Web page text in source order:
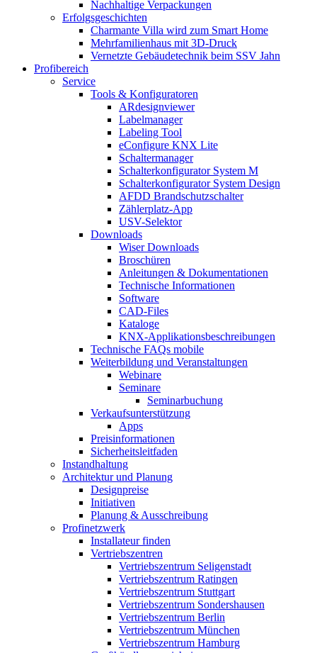
Nachhaltige Verpackungen
Erfolgsgeschichten
Charmante Villa wird zum Smart Home
Mehrfamilienhaus mit 3D-Druck
Vernetzte Gebäudetechnik beim SSV Jahn
Profibereich
Service
Tools & Konfiguratoren
ARdesignviewer
Labelmanager
Labeling Tool
eConfigure KNX Lite
Schaltermanager
Schalterkonfigurator System M
Schalterkonfigurator System Design
AFDD Brandschutzschalter
Zählerplatz-App
USV-Selektor
Downloads
Wiser Downloads
Broschüren
Anleitungen & Dokumentationen
Technische Informationen
Software
CAD-Files
Kataloge
KNX-Applikationsbeschreibungen
Technische FAQs mobile
Weiterbildung und Veranstaltungen
Webinare
Seminare
Seminarbuchung
Verkaufsunterstützung
Apps
Preisinformationen
Sicherheitsleitfaden
Instandhaltung
Architektur und Planung
Designpreise
Initiativen
Planung & Ausschreibung
Profinetzwerk
Installateur finden
Vertriebszentren
Vertriebszentrum Seligenstadt
Vertriebszentrum Ratingen
Vertriebszentrum Stuttgart
Vertriebszentrum Sondershausen
Vertriebszentrum Berlin
Vertriebszentrum München
Vertriebszentrum Hamburg